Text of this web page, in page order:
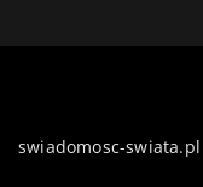
swiadomosc-